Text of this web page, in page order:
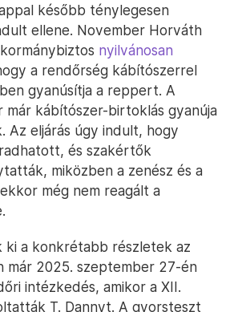
később ténylegesen
ellene. November Horváth
nyilvánosan
a rendőrség kábítószerrel
gyanúsítja a reppert. A
már kábítószer-birtoklás gyanúja
Az eljárás úgy indult, hogy
és szakértők
miközben a zenész és a
még nem reagált a
ki a konkrétabb részletek az
már 2025. szeptember 27-én
intézkedés, amikor a XII.
T. Dannyt. A gyorsteszt